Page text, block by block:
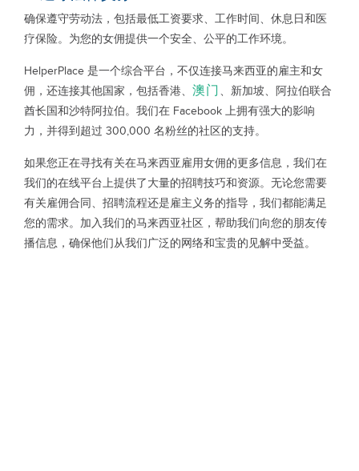
确保遵守劳动法，包括最低工资要求、工作时间、休息日和医
疗保险。为您的女佣提供一个安全、公平的工作环境。
HelperPlace 是一个综合平台，不仅连接马来西亚的雇主和女
佣，还连接其他国家，包括香港、 澳门 、新加坡、阿拉伯联合
酋长国和沙特阿拉伯。我们在 Facebook 上拥有强大的影响
力，并得到超过 300,000 名粉丝的社区的支持。
如果您正在寻找有关在马来西亚雇用女佣的更多信息，我们在
我们的在线平台上提供了大量的招聘技巧和资源。无论您需要
有关雇佣合同、招聘流程还是雇主义务的指导，我们都能满足
您的需求。加入我们的马来西亚社区，帮助我们向您的朋友传
播信息，确保他们从我们广泛的网络和宝贵的见解中受益。